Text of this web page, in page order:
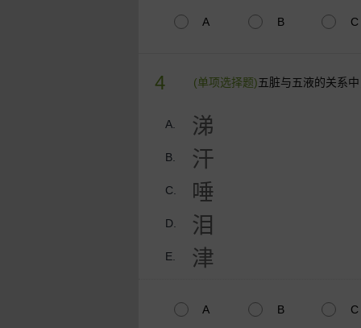
A B C
4 (单项选择题)五脏与五液的关系
A. 涕
B. 汗
C. 唾
D. 泪
E. 津
A B C